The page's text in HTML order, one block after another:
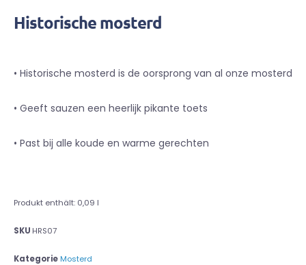
Historische mosterd
• Historische mosterd is de oorsprong van al onze mosterd
• Geeft sauzen een heerlijk pikante toets
• Past bij alle koude en warme gerechten
Produkt enthält: 0,09 l
SKU HRS07
KategorieMosterd